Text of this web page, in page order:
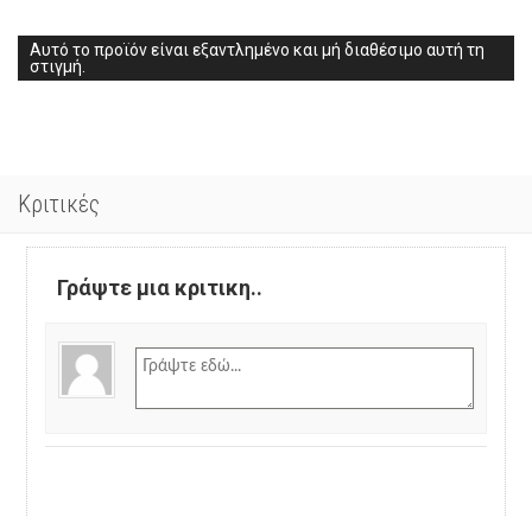
Αυτό το προϊόν είναι εξαντλημένο και μή διαθέσιμο αυτή τη
στιγμή.
Κριτικές
Γράψτε μια κριτικη..